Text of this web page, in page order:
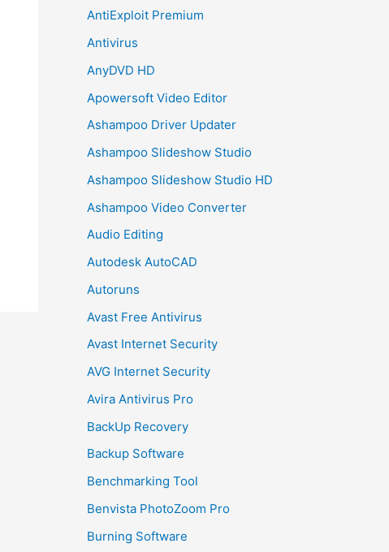
AntiExploit Premium
Antivirus
AnyDVD HD
Apowersoft Video Editor
Ashampoo Driver Updater
Ashampoo Slideshow Studio
Ashampoo Slideshow Studio HD
Ashampoo Video Converter
Audio Editing
Autodesk AutoCAD
Autoruns
Avast Free Antivirus
Avast Internet Security
AVG Internet Security
Avira Antivirus Pro
BackUp Recovery
Backup Software
Benchmarking Tool
Benvista PhotoZoom Pro
Burning Software